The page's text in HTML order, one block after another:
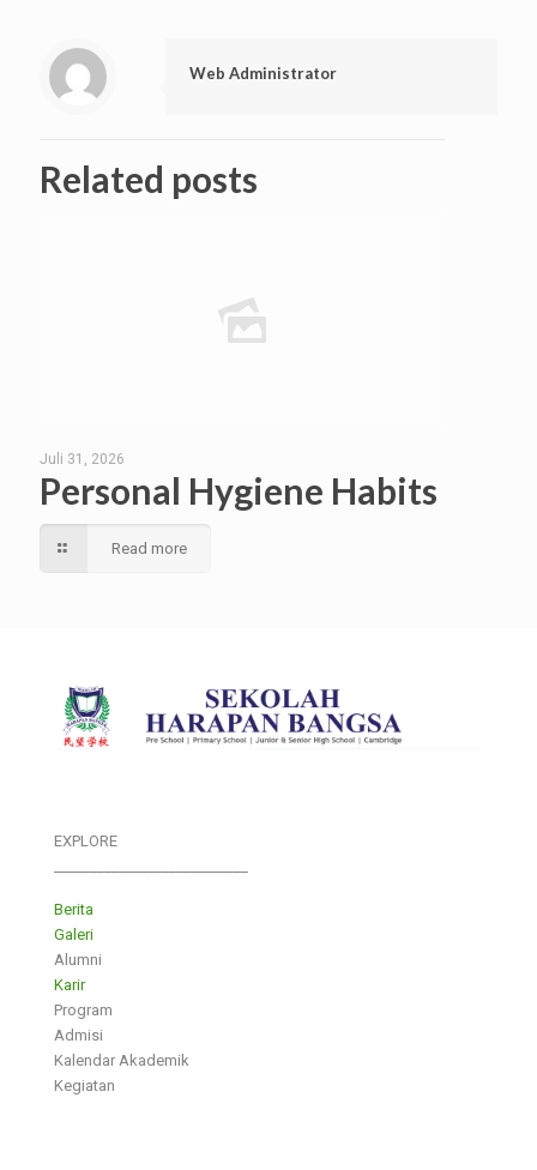
Web Administrator
Related posts
Juli 31, 2026
Personal Hygiene Habits
Read more
EXPLORE
Berita
Galeri
Alumni
Karir
Program
Admisi
Kalendar Akademik
Kegiatan